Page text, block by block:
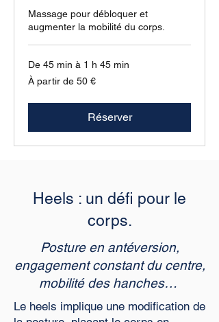
Massage pour débloquer et
augmenter la mobilité du corps.
De 45 min à 1 h 45 min
À
partir
À partir de 50 €
Réserver
Heels : un défi pour le
corps.
Posture en antéversion,
engagement constant du centre,
mobilité des hanches…
Le heels implique une modification de